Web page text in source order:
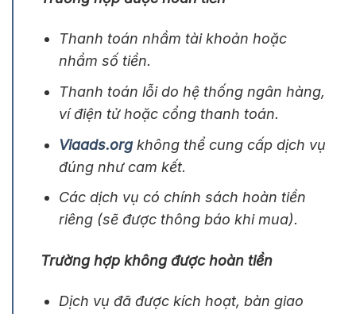
Thanh toán nhầm tài khoản hoặc
nhầm số tiền.
Thanh toán lỗi do hệ thống ngân hàng,
ví điện tử hoặc cổng thanh toán.
Viaads.orgkhông thể cung cấp dịch vụ
đúng như cam kết.
Các dịch vụ có chính sách hoàn tiền
riêng (sẽ được thông báo khi mua).
Trường hợp không được hoàn tiền
Dịch vụ đã được kích hoạt, bàn giao